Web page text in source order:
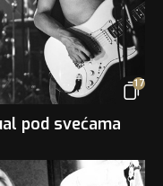
17
pod svećama